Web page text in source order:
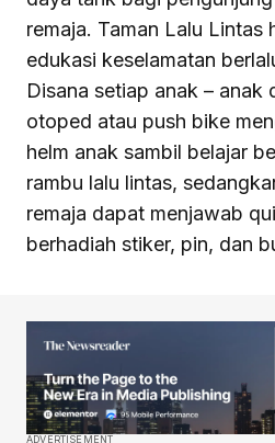
remaja. Taman Lalu Lintas
edukasi keselamatan
Disana setiap anak – anak
otoped atau push bike
helm anak sambil belajar
rambu lalu lintas,
remaja dapat menjawab
berhadiah stiker, pin, dan
ADVERTISEMENT